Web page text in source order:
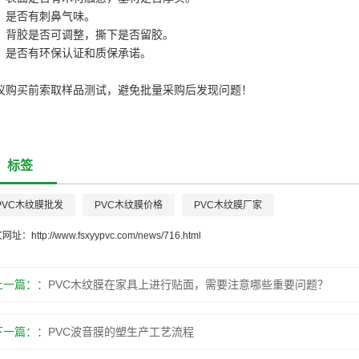
是否有刺鼻气味。
背胶是否可调整，撕下是否留胶。
是否有环保认证和质保承诺。
购买前索取样品测试，避免批量采购后发现问题！
标签
木纹膜批发 PVC木纹膜价格 PVC木纹膜厂家
址： http://www.fsxyypvc.com/news/716.html
一篇： PVC木纹膜在家具上进行贴面，需要注意哪些重要问题？
篇： PVC波音膜的塑生产工艺流程